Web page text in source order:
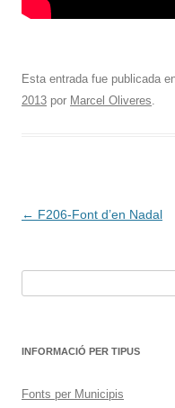
Esta entrada fue publicada
2013 por Marcel Oliveres.
Navegación
← F206-Font d’en Nadal
INFORMACIÓ PER TIPUS
Fonts per Municipis